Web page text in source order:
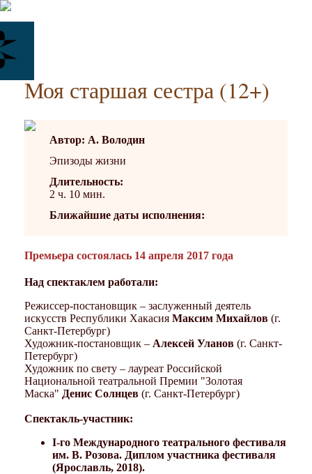
Моя старшая сестра (12+)
Автор: А. Володин
Эпизоды жизни
Длительность:
2 ч. 10 мин.
Ближайшие даты исполнения:
Премьера состоялась 14 апреля 2017 года
Над спектаклем работали:
Режиссер-постановщик – заслуженный деятель
искусств Республики Хакасия Максим Михайлов (г.
Санкт-Петербург)
Художник-постановщик – Алексей Уланов (г. Санкт-
Петербург)
Художник по свету – лауреат Российской
Национальной театральной Премии "Золотая
Маска" Денис Солнцев (г. Санкт-Петербург)
Спектакль-участник:
I-го Международного театрального фестиваля
им. В. Розова. Диплом участника фестиваля
(Ярославль, 2018).